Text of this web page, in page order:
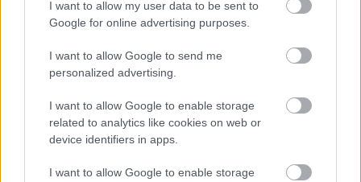
I want to allow my user data to be sent to
Google for online advertising purposes.
I want to allow Google to send me
personalized advertising.
I want to allow Google to enable storage
related to analytics like cookies on web or
device identifiers in apps.
I want to allow Google to enable storage